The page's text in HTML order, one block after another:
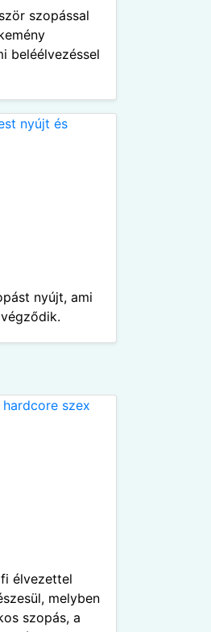
szopással
beléélvezéssel
nyújt, ami
élvezettel
melyben
szopás, a